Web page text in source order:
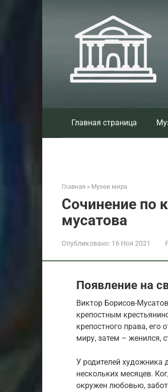
Главная страница
Главная » Музеи мира
Сочинение по
мусатова
Опубликовано: 16 Ноя 2021
Появление на
Виктор Борисов-
крепостным
крепостного права,
миру, затем – женился,
У родителей художника
нескольких месяцев.
окружен любовью,